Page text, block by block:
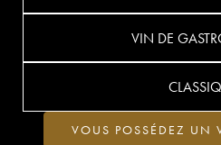
VIN DE
VOUS POSSÉDEZ UN